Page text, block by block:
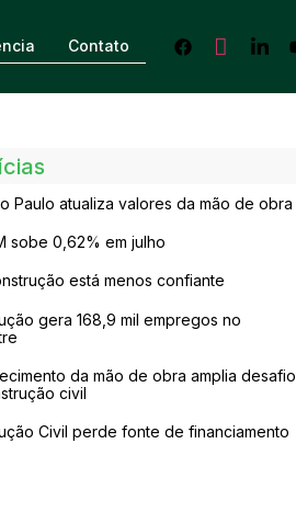
Contato
Paulo atualiza valores da mão de obra
sobe 0,62% em julho
está menos confiante
gera 168,9 mil empregos no
da mão de obra amplia desafio
civil
Civil perde fonte de financiamento